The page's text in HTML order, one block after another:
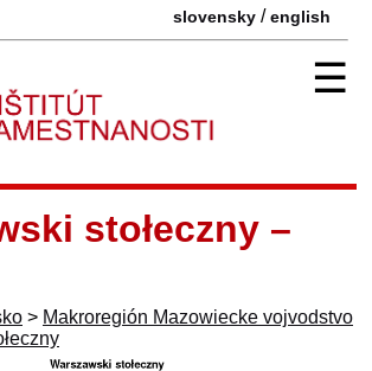
slovensky /english
☰
stołeczny –
> Makroregión Mazowiecke vojvodstvo